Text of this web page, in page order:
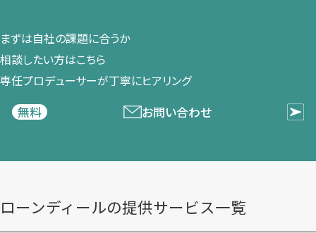
まずは​自社の​課題に​合うか​
相談したい方は​こちら
専任プロデューサーが​丁寧に​ヒアリング
無料
お問い合わせ
ローンディールの​提供サービス一覧